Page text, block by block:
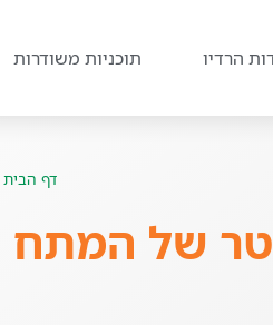
הרדיו תוכניות משודרות
דף הבית
של המתח